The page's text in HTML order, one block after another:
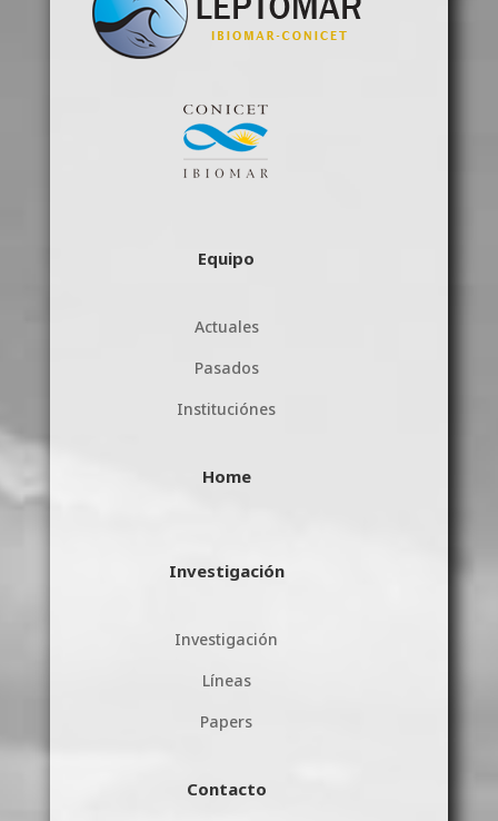
Equipo
Actuales
Pasados
Instituciónes
Home
Investigación
Investigación
Líneas
Papers
Contacto